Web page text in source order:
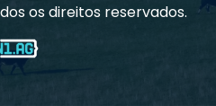
os direitos reservados.